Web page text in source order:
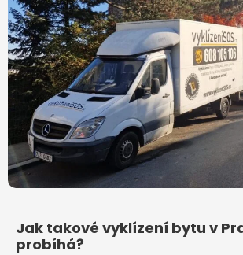
Jak takové vyklízení bytu v
probíhá?